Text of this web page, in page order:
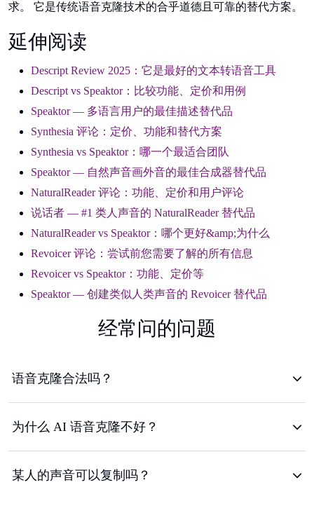
求。 它是传统语音克隆技术的合乎道德且可靠的替代方案。
延伸阅读
Descript Review 2025：它是最好的文本转语音工具
Descript vs Speaktor：比较功能、定价和用例
Speaktor — 多语言用户的最佳描述替代品
Synthesia 评论：定价、功能和替代方案
Synthesia vs Speaktor：哪一个最适合团队
Speaktor — 自然声音画外音的最佳合成器替代品
NaturalReader 评论：功能、定价和用户评论
说话者 — #1 类人声音的 NaturalReader 替代品
NaturalReader vs Speaktor：哪个更好&amp;为什么
Revoicer 评论：尝试前您需要了解的所有信息
Revoicer vs Speaktor：功能、定价等
Speaktor — 创建类似人类声音的 Revoicer 替代品
经常问的问题
语音克隆合法吗？
为什么 AI 语音克隆不好？
某人的声音可以复制吗？